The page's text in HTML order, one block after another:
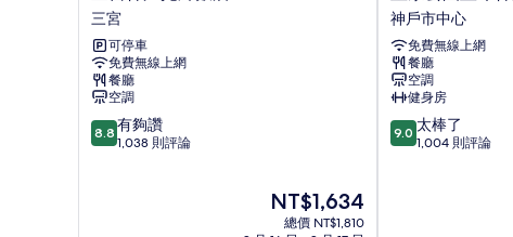
情
宮
神
戶
光
輝
飯
店
三
三宮
可停車
免費無線上網
餐廳
空調
8.8
分，
8.8 有夠讚
1,038 則評論
現
NT$1,634
總價 NT$1,810
家
公
園
畫
布
神
戶
三
神戶市中心
免費無線上網
餐廳
空調
健身房
9.0
分，
9.0 太棒了
1,004 則評論